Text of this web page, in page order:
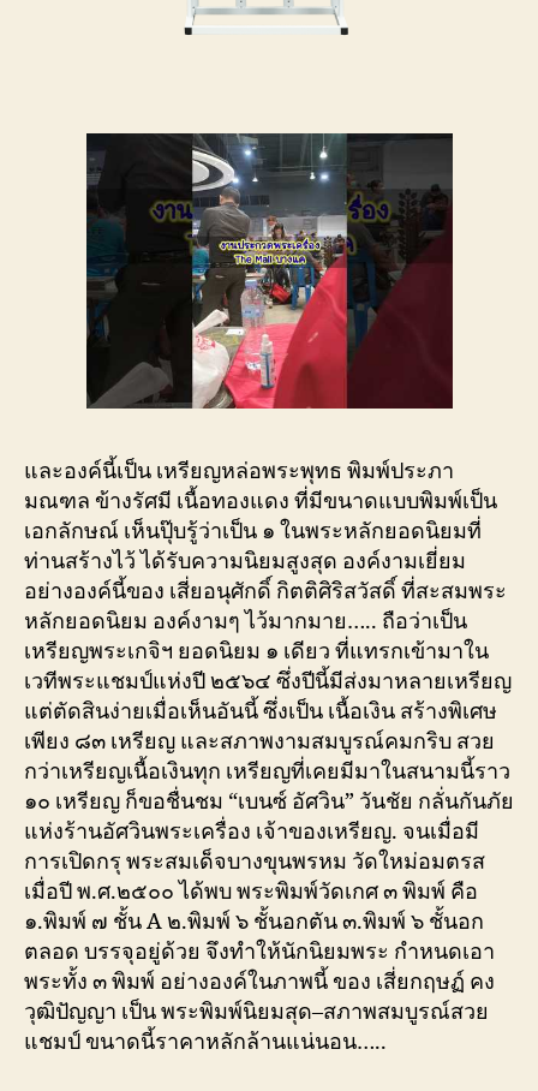
และองค์นี้เป็น เหรียญหล่อพระพุทธ พิมพ์ประภา
มณฑล ข้างรัศมี เนื้อทองแดง ที่มีขนาดแบบพิมพ์เป็น
เอกลักษณ์ เห็นปุ๊บรู้ว่าเป็น ๑ ในพระหลักยอดนิยมที่
ท่านสร้างไว้ ได้รับความนิยมสูงสุด องค์งามเยี่ยม
อย่างองค์นี้ของ เสี่ยอนุศักดิ์ กิตติศิริสวัสดิ์ ที่สะสมพระ
หลักยอดนิยม องค์งามๆ ไว้มากมาย….. ถือว่าเป็น
เหรียญพระเกจิฯ ยอดนิยม ๑ เดียว ที่แทรกเข้ามาใน
เวทีพระแชมป์แห่งปี ๒๕๖๔ ซึ่งปีนี้มีส่งมาหลายเหรียญ
แต่ตัดสินง่ายเมื่อเห็นอันนี้ ซึ่งเป็น เนื้อเงิน สร้างพิเศษ
เพียง ๘๓ เหรียญ และสภาพงามสมบูรณ์คมกริบ สวย
กว่าเหรียญเนื้อเงินทุก เหรียญที่เคยมีมาในสนามนี้ราว
๑๐ เหรียญ ก็ขอชื่นชม “เบนซ์ อัศวิน” วันชัย กลั่นกันภัย
แห่งร้านอัศวินพระเครื่อง เจ้าของเหรียญ. จนเมื่อมี
การเปิดกรุ พระสมเด็จบางขุนพรหม วัดใหม่อมตรส
เมื่อปี พ.ศ.๒๕๐๐ ได้พบ พระพิมพ์วัดเกศ ๓ พิมพ์ คือ
๑.พิมพ์ ๗ ชั้น A ๒.พิมพ์ ๖ ชั้นอกตัน ๓.พิมพ์ ๖ ชั้นอก
ตลอด บรรจุอยู่ด้วย จึงทำให้นักนิยมพระ กำหนดเอา
พระทั้ง ๓ พิมพ์ อย่างองค์ในภาพนี้ ของ เสี่ยกฤษฏ์ คง
วุฒิปัญญา เป็น พระพิมพ์นิยมสุด–สภาพสมบูรณ์สวย
แชมป์ ขนาดนี้ราคาหลักล้านแน่นอน…..